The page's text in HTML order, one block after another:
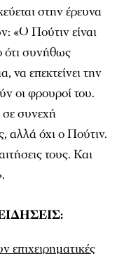
στην έρευνα
«Ο Πούτιν είναι
ότι συνήθως
να επεκτείνει την
οι φρουροί του.
σε συνεχή
αλλά όχι ο Πούτιν.
τους. Και
επιχειρηματικές